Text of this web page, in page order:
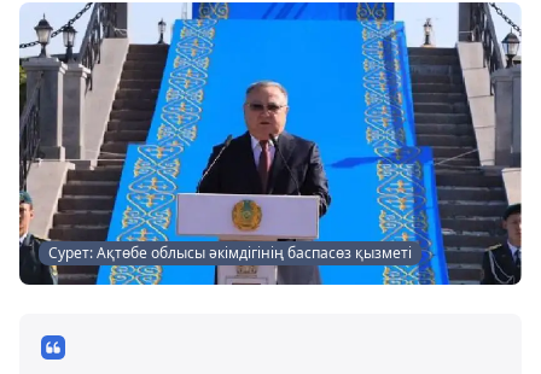
Сурет: Ақтөбе облысы әкімдігінің баспасөз қызметі